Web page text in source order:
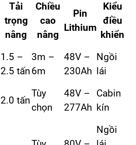
Tải
trọng
nâng
Chiều
cao
nâng
Pin
Lithium
Kiểu
điều
khiển
1.5 –
2.5 tấn
3m –
6m
48V –
230Ah
Ngồi
lái
2.0 tấn
Tùy
chọn
48V –
277Ah
Cabin
kín
Ngồi